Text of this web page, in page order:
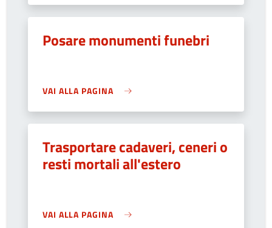
Posare monumenti funebri
VAI ALLA PAGINA
Trasportare cadaveri, ceneri o
resti mortali all'estero
VAI ALLA PAGINA